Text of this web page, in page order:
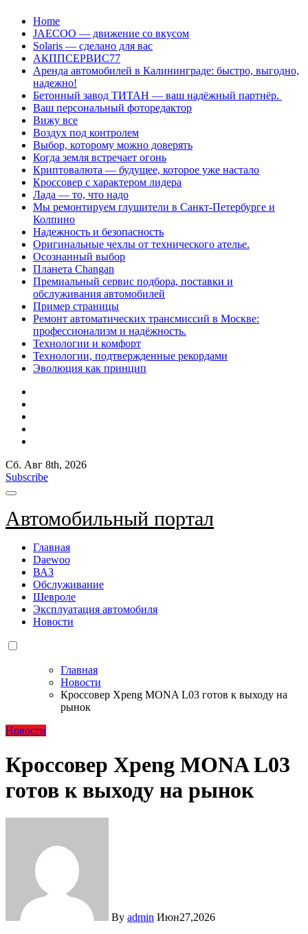
Перейти
содержанию
Home
JAECOO — движение со вкусом
Solaris — сделано для вас
АКППСЕРВИС77
Аренда автомобилей в Калининграде: быстро, выгодно,
надежно!
Бетонный завод ТИТАН — ваш надёжный партнёр.
Ваш персональный фоторедактор
Вижу все
Воздух под контролем
Выбор, которому можно доверять
Когда земля встречает огонь
Криптовалюта — будущее, которое уже настало
Кроссовер с характером лидера
Лада — то, что надо
Мы ремонтируем глушители в Санкт-Петербурге и
Колпино
Надежность и безопасность
Оригинальные чехлы от технического ателье.
Осознанный выбор
Планета Changan
Премиальный сервис подбора, поставки и
обслуживания автомобилей
Пример страницы
Ремонт автоматических трансмиссий в Москве:
профессионализм и надёжность.
Технологии и комфорт
Технологии, подтвержденные рекордами
Эволюция как принцип
Сб. Авг 8th, 2026
Subscribe
Автомобильный портал
Главная
Daewoo
ВАЗ
Обслуживание
Шевроле
Эксплуатация автомобиля
Новости
Главная
Новости
Кроссовер Xpeng MONA L03 готов к выходу на
рынок
Новости
Кроссовер Xpeng MONA L03
готов к выходу на рынок
By admin Июн27,2026